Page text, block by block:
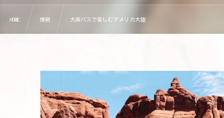
HOME 情勢 大麻バスで楽しむアメリカ大陸